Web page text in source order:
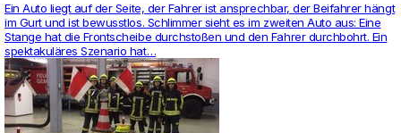
Ein Auto liegt auf der Seite, der Fahrer ist ansprechbar, der Bei­fahrer hängt
im Gurt und ist bewusstlos. Schlimmer sieht es im zweiten Auto aus: Eine
Stange hat die Front­scheibe durchstoßen und den Fahrer durch­bohrt. Ein
spek­takuläres Sze­nario hat…